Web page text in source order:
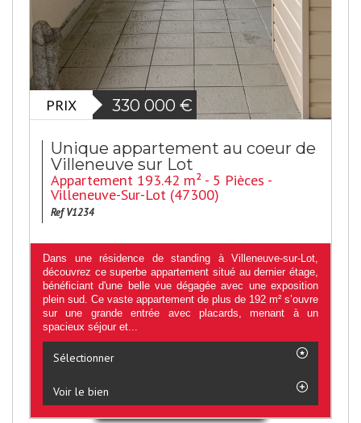
PRIX 330 000 €
Unique appartement au coeur de
Villeneuve sur Lot
Appartement 193.42 m² - 5 Pièces -
Villeneuve-Sur-Lot (47300)
Ref V1234
Dans une résidence de standing à Villeneuve-sur-Lot,
découvrez ce superbe appartement situé au dernier étage,
bénéficiant d'une belle vue dégagée avec une exposition
plein sud. Ce vaste appartement de plus de 192 m² s’ouvre
sur une grande entrée avec placards, menant à un
spacieux séjour et...
Sélectionner
Voir le bien